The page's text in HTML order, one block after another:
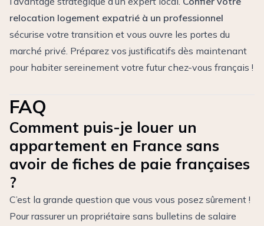
relocation logement expatrié à un professionnel
sécurise votre transition et vous ouvre les portes du
marché privé. Préparez vos justificatifs dès maintenant
pour habiter sereinement votre futur chez-vous français !
FAQ
Comment puis-je louer un
appartement en France sans
avoir de fiches de paie françaises
?
C’est la grande question que vous vous posez sûrement !
Pour rassurer un propriétaire sans bulletins de salaire